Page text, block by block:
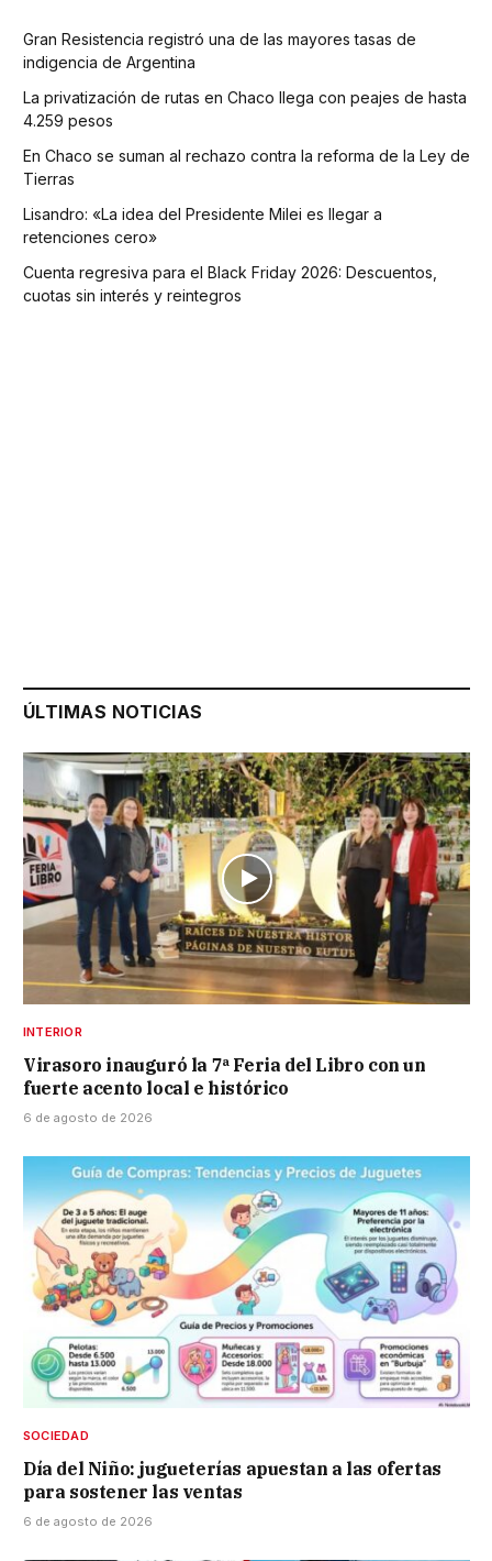
Gran Resistencia registró una de las mayores tasas de
indigencia de Argentina
La privatización de rutas en Chaco llega con peajes de hasta
4.259 pesos
En Chaco se suman al rechazo contra la reforma de la Ley de
Tierras
Lisandro: «La idea del Presidente Milei es llegar a
retenciones cero»
Cuenta regresiva para el Black Friday 2026: Descuentos,
cuotas sin interés y reintegros
ÚLTIMAS NOTICIAS
INTERIOR
Virasoro inauguró la 7ª Feria del Libro con un
fuerte acento local e histórico
6 de agosto de 2026
SOCIEDAD
Día del Niño: jugueterías apuestan a las ofertas
para sostener las ventas
6 de agosto de 2026